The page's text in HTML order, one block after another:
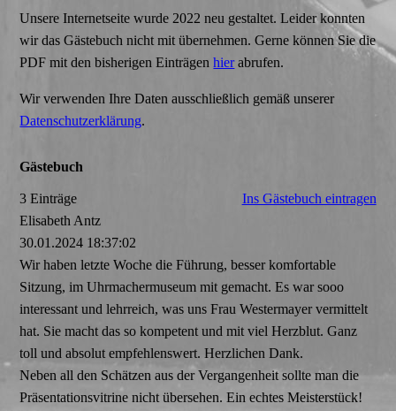
Unsere Internetseite wurde 2022 neu gestaltet. Leider konnten
wir das Gästebuch nicht mit übernehmen. Gerne können Sie die
PDF mit den bisherigen Einträgenhierabrufen.
Wir verwenden Ihre Daten ausschließlich gemäß unserer
Datenschutzerklärung.
Gästebuch
3 Einträge
Ins Gästebuch eintragen
Elisabeth Antz
30.01.2024 18:37:02
Wir haben letzte Woche die Führung, besser komfortable
Sitzung, im Uhrmachermuseum mit gemacht. Es war sooo
interessant und lehrreich, was uns Frau Westermayer vermittelt
hat. Sie macht das so kompetent und mit viel Herzblut. Ganz
toll und absolut empfehlenswert. Herzlichen Dank.
Neben all den Schätzen aus der Vergangenheit sollte man die
Präsentationsvitrine nicht übersehen. Ein echtes Meisterstück!